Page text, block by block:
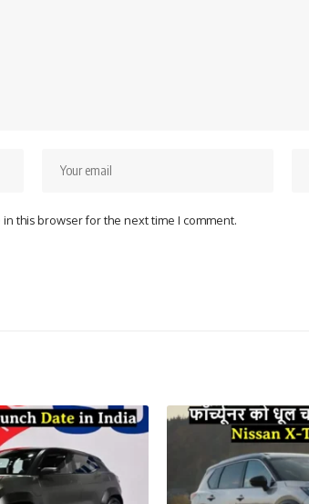
this browser for the next time I comment.